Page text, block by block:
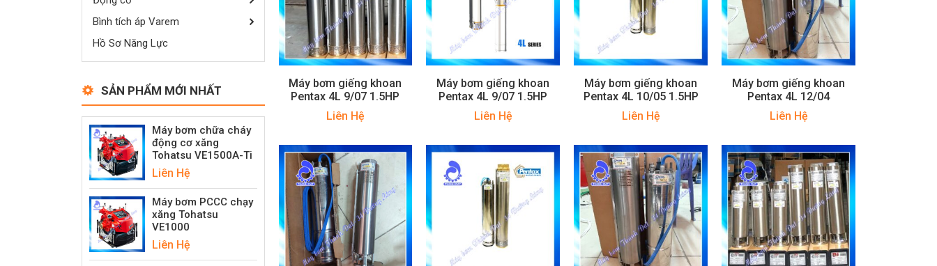
Bình tích áp Varem
Hồ Sơ Năng Lực
SẢN PHẨM MỚI NHẤT
Máy bơm chữa cháy
động cơ xăng
Tohatsu VE1500A-Ti
Liên Hệ
Máy bơm PCCC chạy
xăng Tohatsu
VE1000
Liên Hệ
Máy bơm giếng khoan
Pentax 4L 9/07 1.5HP
Liên Hệ
Máy bơm giếng khoan
Pentax 4L 9/07 1.5HP
Liên Hệ
Máy bơm giếng khoan
Pentax 4L 10/05 1.5HP
Liên Hệ
Máy bơm giếng khoan
Pentax 4L 12/04
Liên Hệ